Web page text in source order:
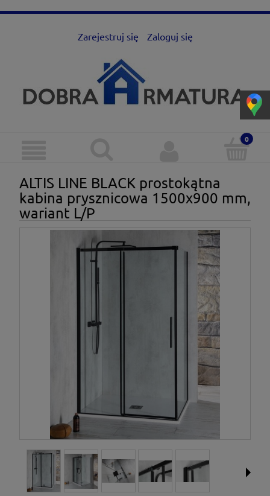
Zarejestruj się Zaloguj się
ALTIS LINE BLACK prostokątna
kabina prysznicowa 1500x900 mm,
wariant L/P